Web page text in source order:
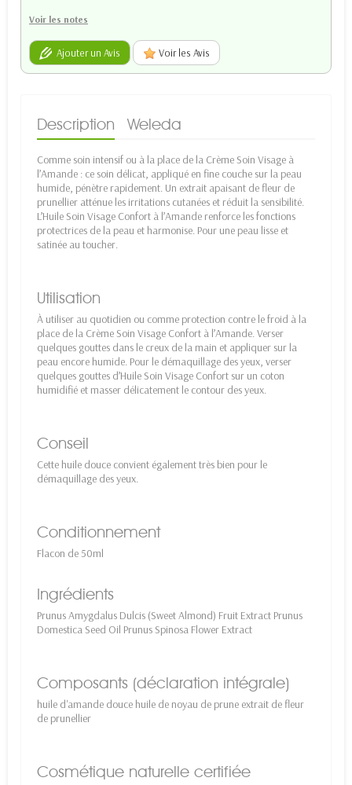
Voir les notes
Ajouter un Avis Voir les Avis
Description Weleda
Comme soin intensif ou à la place de la Crème Soin Visage à
l’Amande : ce soin délicat, appliqué en fine couche sur la peau
humide, pénètre rapidement. Un extrait apaisant de fleur de
prunellier atténue les irritations cutanées et réduit la sensibilité.
L’Huile Soin Visage Confort à l’Amande renforce les fonctions
protectrices de la peau et harmonise. Pour une peau lisse et
satinée au toucher.
Utilisation
À utiliser au quotidien ou comme protection contre le froid à la
place de la Crème Soin Visage Confort à l’Amande. Verser
quelques gouttes dans le creux de la main et appliquer sur la
peau encore humide. Pour le démaquillage des yeux, verser
quelques gouttes d’Huile Soin Visage Confort sur un coton
humidifié et masser délicatement le contour des yeux.
Conseil
Cette huile douce convient également très bien pour le
démaquillage des yeux.
Conditionnement
Flacon de 50ml
Ingrédients
Prunus Amygdalus Dulcis (Sweet Almond) Fruit Extract Prunus
Domestica Seed Oil Prunus Spinosa Flower Extract
Composants (déclaration intégrale)
huile d'amande douce huile de noyau de prune extrait de fleur
de prunellier
Cosmétique naturelle certifiée